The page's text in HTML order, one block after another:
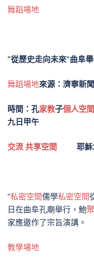
舞蹈場地
“從歷史走向未來”曲阜
舞蹈場地來源：濟寧新
時間：孔家教子個人空間
九日甲午
交流 共享空間 耶穌
“私密空間儒學私密空間
日在曲阜孔廟舉行，鮑
家應邀作了宗旨演講。
教學場地